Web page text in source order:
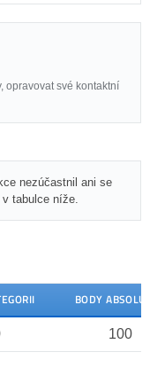
opravovat své kontaktní
nezúčastnil ani se
tabulce níže.
BODY
100